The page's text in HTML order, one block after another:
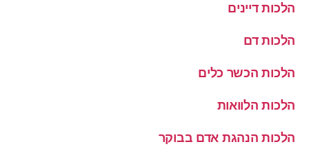
הלכות דיינים
הלכות דם
הלכות הכשר כלים
הלכות הלוואות
הלכות הנהגת אדם בבוקר